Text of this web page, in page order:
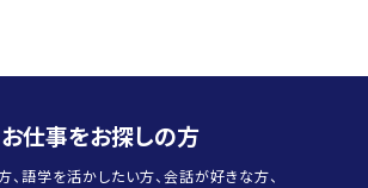
お仕事をお探しの方
、語学を活かしたい方、会話が好きな方、